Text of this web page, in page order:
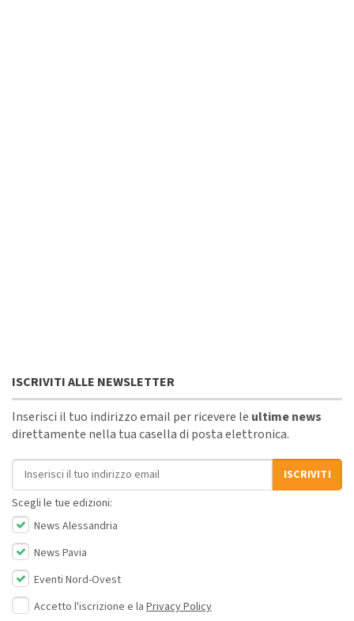
ISCRIVITI ALLE NEWSLETTER
Inserisci il tuo indirizzo email per ricevere le ultime news
direttamente nella tua casella di posta elettronica.
Indirizzo email
ISCRIVITI
Scegli le tue edizioni:
News Alessandria
News Pavia
Eventi Nord-Ovest
Accetto l'iscrizione e la Privacy Policy